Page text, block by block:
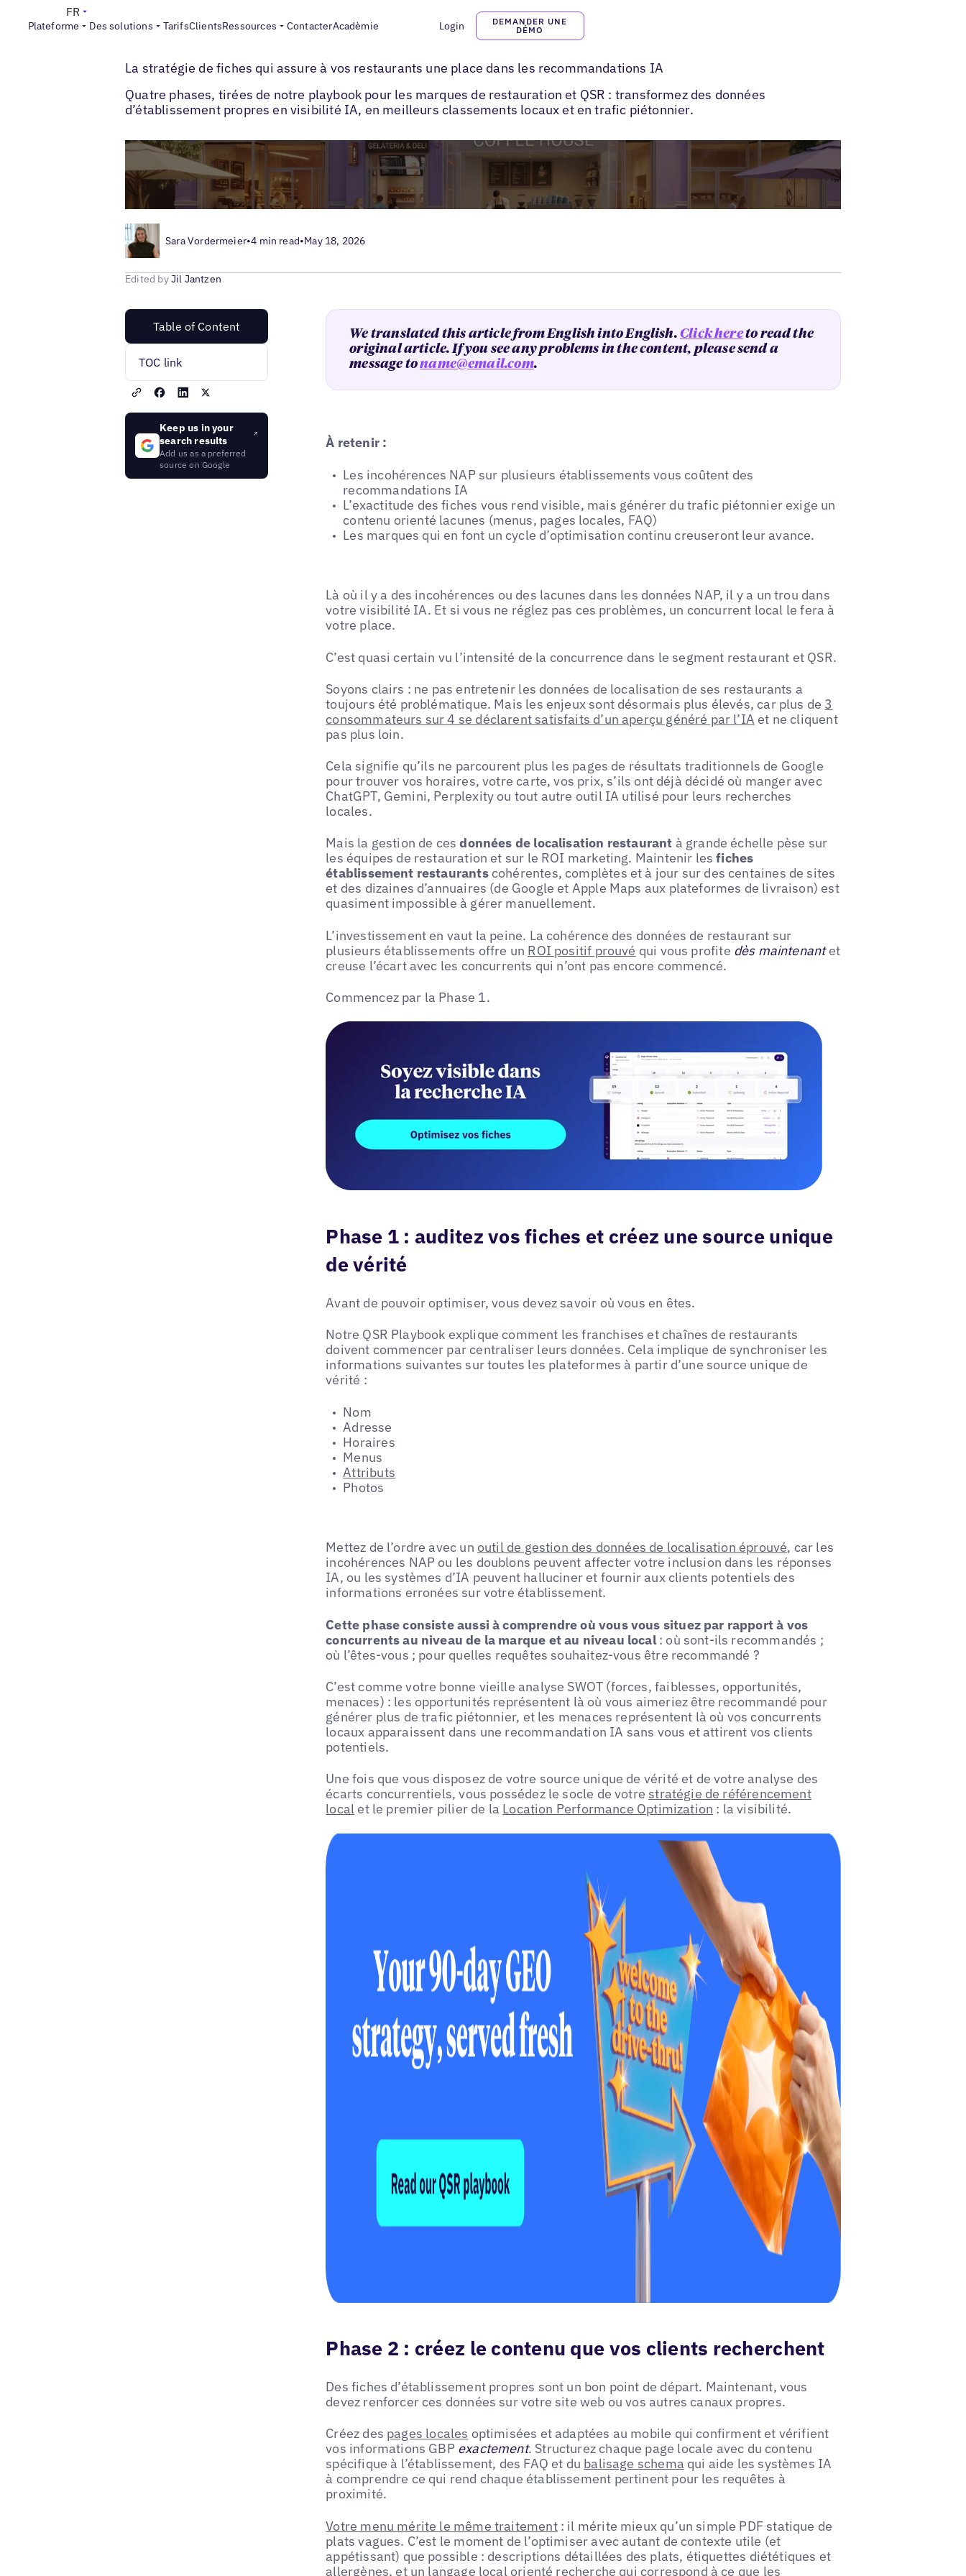
Plateforme Des solutions TarifsClientsRessources ContacterAcadèmie Login
DEMANDER UNE
DÉMO
FR
Blogs> Optimisation des fiches locales>
La stratégie de fiches qui assure à vos restaurants une place dans les recommandations IA
Quatre phases, tirées de notre playbook pour les marques de restauration et QSR : transformez des données
d’établissement propres en visibilité IA, en meilleurs classements locaux et en trafic piétonnier.
Sara Vordermeier•4 min read•May 18, 2026
Edited byJil Jantzen
Table of Content
TOC link
Keep us in your
search results
Add us as a preferred
source on Google
We translated this article from English into English. Click hereto read the
original article. If you see any problems in the content, please send a
message toname@email.com.
À retenir :
Les incohérences NAP sur plusieurs établissements vous coûtent des
recommandations IA
L’exactitude des fiches vous rend visible, mais générer du trafic piétonnier exige un
contenu orienté lacunes (menus, pages locales, FAQ)
Les marques qui en font un cycle d’optimisation continu creuseront leur avance.
Là où il y a des incohérences ou des lacunes dans les données NAP, il y a un trou dans
votre visibilité IA. Et si vous ne réglez pas ces problèmes, un concurrent local le fera à
votre place.
C’est quasi certain vu l’intensité de la concurrence dans le segment restaurant et QSR.
Soyons clairs : ne pas entretenir les données de localisation de ses restaurants a
toujours été problématique. Mais les enjeux sont désormais plus élevés, car plus de 3
consommateurs sur 4 se déclarent satisfaits d’un aperçu généré par l’IA et ne cliquent
pas plus loin.
Cela signifie qu’ils ne parcourent plus les pages de résultats traditionnels de Google
pour trouver vos horaires, votre carte, vos prix, s’ils ont déjà décidé où manger avec
ChatGPT, Gemini, Perplexity ou tout autre outil IA utilisé pour leurs recherches
locales.
Mais la gestion de cesdonnées de localisation restaurant à grande échelle pèse sur
les équipes de restauration et sur le ROI marketing. Maintenir lesfiches
établissement restaurantscohérentes, complètes et à jour sur des centaines de sites
et des dizaines d’annuaires (de Google et Apple Maps aux plateformes de livraison) est
quasiment impossible à gérer manuellement.
L’investissement en vaut la peine. La cohérence des données de restaurant sur
plusieurs établissements offre un ROI positif prouvé qui vous profite dès maintenantet
creuse l’écart avec les concurrents qui n’ont pas encore commencé.
Commencez par la Phase 1.
Phase 1 : auditez vos fiches et créez une source unique
de vérité
Avant de pouvoir optimiser, vous devez savoir où vous en êtes.
Notre QSR Playbook explique comment les franchises et chaînes de restaurants
doivent commencer par centraliser leurs données. Cela implique de synchroniser les
informations suivantes sur toutes les plateformes à partir d’une source unique de
vérité :
Nom
Adresse
Horaires
Menus
Attributs
Photos
Mettez de l’ordre avec un outil de gestion des données de localisation éprouvé, car les
incohérences NAP ou les doublons peuvent affecter votre inclusion dans les réponses
IA, ou les systèmes d’IA peuvent halluciner et fournir aux clients potentiels des
informations erronées sur votre établissement.
Cette phase consiste aussi à comprendre où vous vous situez par rapport à vos
concurrents au niveau de la marque et au niveau local: où sont-ils recommandés ;
où l’êtes-vous ; pour quelles requêtes souhaitez-vous être recommandé ?
C’est comme votre bonne vieille analyse SWOT (forces, faiblesses, opportunités,
menaces) : les opportunités représentent là où vous aimeriez être recommandé pour
générer plus de trafic piétonnier, et les menaces représentent là où vos concurrents
locaux apparaissent dans une recommandation IA sans vous et attirent vos clients
potentiels.
Une fois que vous disposez de votre source unique de vérité et de votre analyse des
écarts concurrentiels, vous possédez le socle de votre stratégie de référencement
local et le premier pilier de la Location Performance Optimization : la visibilité.
Phase 2 : créez le contenu que vos clients recherchent
Des fiches d’établissement propres sont un bon point de départ. Maintenant, vous
devez renforcer ces données sur votre site web ou vos autres canaux propres.
Créez des pages locales optimisées et adaptées au mobile qui confirment et vérifient
vos informations GBP exactement. Structurez chaque page locale avec du contenu
spécifique à l’établissement, des FAQ et du balisage schema qui aide les systèmes IA
à comprendre ce qui rend chaque établissement pertinent pour les requêtes à
proximité.
Votre menu mérite le même traitement: il mérite mieux qu’un simple PDF statique de
plats vagues. C’est le moment de l’optimiser avec autant de contexte utile (et
appétissant) que possible : descriptions détaillées des plats, étiquettes diététiques et
allergènes, et un langage local orienté recherche qui correspond à ce que les